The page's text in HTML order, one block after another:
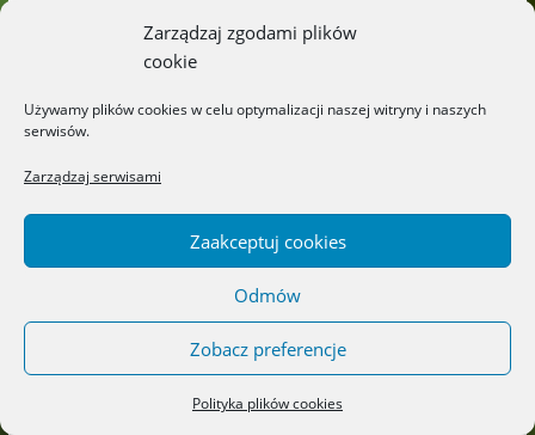
Zarządzaj zgodami plików
cookie
Używamy plików cookies w celu optymalizacji naszej witryny i naszych
serwisów.
Zarządzaj serwisami
Zaakceptuj cookies
Odmów
Zobacz preferencje
Polityka plików cookies
„Bądźcie miłosierni, jak Ojciec wasz jest miłosierny. Nie
będziecie potępieni; odpuszczajcie,
„Cyryl, gdzie jesteś?” i „Tosia
i tajemnica geodety” – Wydawnictwo
DWIE SIOSTRY
„Niesamowita podróż Odyseusza” –
01/08/2026
Możliwość komentowania